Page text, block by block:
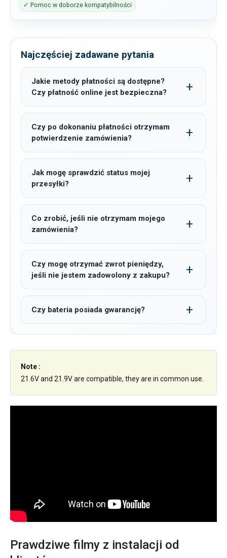
✓ Pomoc w doborze kompatybilności
Najczęściej zadawane pytania
Jakie metody płatności są dostępne?
Czy płatność online jest bezpieczna?
Czy po dokonaniu płatności otrzymam
potwierdzenie zamówienia?
Jak mogę sprawdzić status mojej
przesyłki?
Co zrobić, jeśli nie otrzymam mojego
zamówienia?
Czy mogę otrzymać zwrot pieniędzy,
jeśli nie jestem zadowolony z zakupu?
Czy bateria posiada gwarancję?
Note :
21.6V and 21.9V are compatible, they are in common use.
Prawdziwe filmy z instalacji od